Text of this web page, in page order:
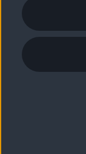
acquisto.